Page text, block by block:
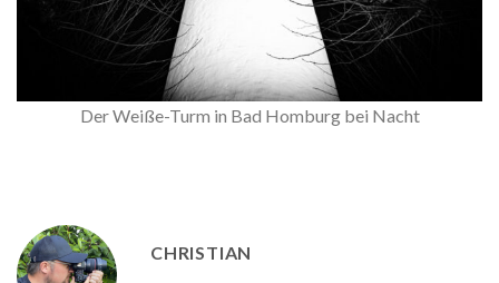
Der Weiße-Turm in Bad Homburg bei Nacht
CHRISTIAN